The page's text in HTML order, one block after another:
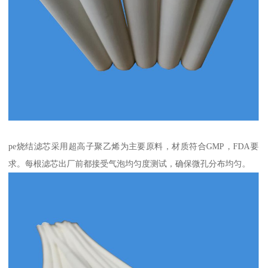
pe烧结滤芯采用超高子聚乙烯为主要原料，材质符合GMP，FDA要
求。每根滤芯出厂前都接受气泡均匀度测试，确保微孔分布均匀。